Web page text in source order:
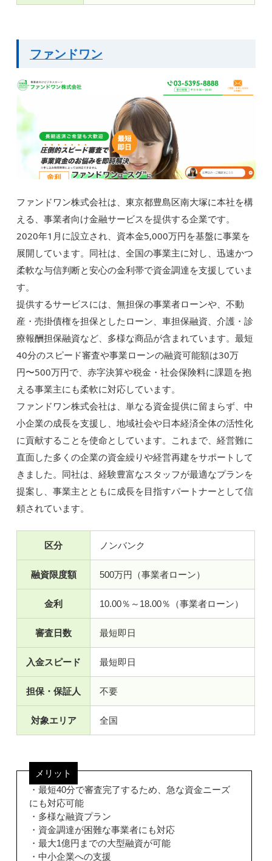
ファンドワン
ファンドワン株式会社は、東京都豊島区南大塚に本社を構
える、事業者向け金融サービスを提供する企業です。
2020年1月に設立され、資本金5,000万円を基盤に事業を
展開しています。同社は、全国の事業主に対し、迅速かつ
柔軟な与信判断と安心の金利帯で資金調達を支援していま
す。
提供するサービスには、無担保の事業者ローンや、不動
産・売掛債権を担保としたローン、車担保融資、介護・診
療報酬担保融資など、多様な商品が含まれています。最短
40分のスピード審査や事業ローンの融資可能額は30万
円〜500万円で、赤字決算や税金・社会保険料に課題を抱
える事業主にも柔軟に対応しています。
ファンドワン株式会社は、単なる資金提供に留まらず、中
小企業の成長を支援し、地域社会や日本経済全体の活性化
に貢献することを使命としています。これまで、経営難に
直面した多くの企業の資金繰りや経営再建をサポートして
きました。同社は、経験豊富なスタッフが最適なプランを
提案し、事業主とともに成長を目指すパートナーとして信
頼されています。
区分 ノンバンク
融資限度額 500万円（事業者ローン）
金利 10.00％～18.00％（事業者ローン）
審査日数 最短即日
入金スピード 最短即日
担保・保証人 不要
対象エリア 全国
メリット
・最短40分で審査完了するため、急な資金ニーズ
にも対応可能
・多様な融資プラン
・資金調達が困難な事業者にも対応
・最大1億円までの大型融資が可能
・中小企業への支援